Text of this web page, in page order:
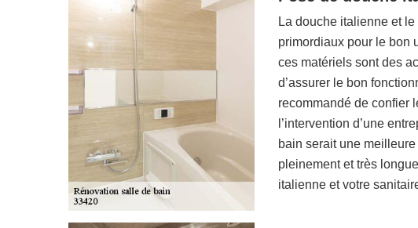
La douche italienne et
primordiaux pour le bon
ces matériels sont des
d’assurer le bon
recommandé de confier
l’intervention d’une
bain serait une
pleinement et très
italienne et votre